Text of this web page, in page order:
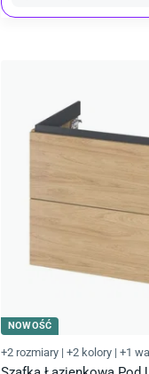
NOWOŚĆ
+2 rozmiary | +2 kolory | +1